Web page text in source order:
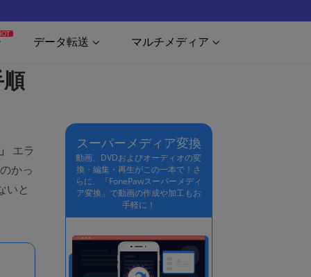
データ転送 マルチメディア
エラ
かっ
いと
スーパーメディア変換
動画、DVDおよびオーディオの変
換・編集・再生がこの一本で！さ
らに、「FonePawスーパーメディ
ア変換」で動画の作成や加工もお
手軽に！